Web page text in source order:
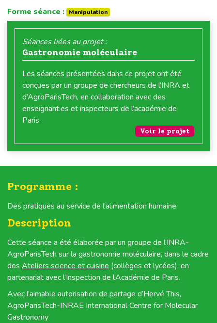
Forme séance : Manipulation
Séances liées au projet :
Gastronomie moléculaire
Les séances présentées dans ce projet ont été
conçues par un groupe de chercheurs de l’INRA et
d’AgroParisTech, en collaboration avec des
enseignant.es et inspecteurs de l’académie de
Paris.
Voir le projet
Programme :
Des pratiques au service de l’alimentation humaine
Description
Cette séance a été élaborée par un groupe de l’INRA-
AgroParisTech sur la gastronomie moléculaire, dans le cadre
des Ateliers science et cuisine (collèges et lycées), en
partenariat avec l’Inspection de l’Académie de Paris.
Avec l’aimable autorisation de partage d’Hervé This,
AgroParisTech-INRAE International Centre for Molecular
Gastronomy